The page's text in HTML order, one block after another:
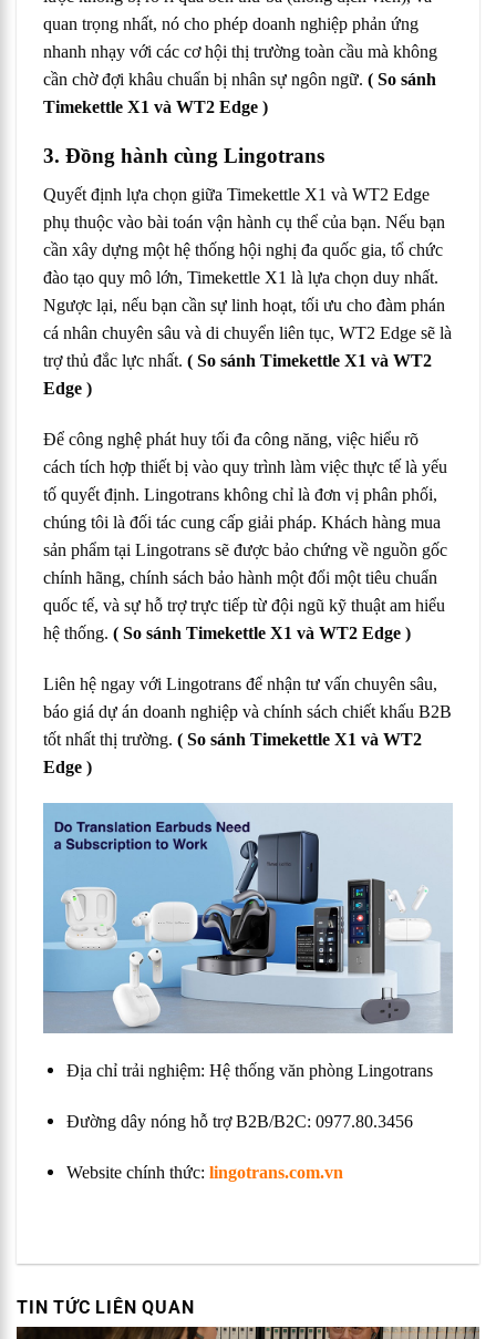
quan trọng nhất, nó cho phép doanh nghiệp phản ứng
nhanh nhạy với các cơ hội thị trường toàn cầu mà không
cần chờ đợi khâu chuẩn bị nhân sự ngôn ngữ. ( So sánh
Timekettle X1 và WT2 Edge )
3. Đồng hành cùng Lingotrans
Quyết định lựa chọn giữa Timekettle X1 và WT2 Edge
phụ thuộc vào bài toán vận hành cụ thể của bạn. Nếu bạn
cần xây dựng một hệ thống hội nghị đa quốc gia, tổ chức
đào tạo quy mô lớn, Timekettle X1 là lựa chọn duy nhất.
Ngược lại, nếu bạn cần sự linh hoạt, tối ưu cho đàm phán
cá nhân chuyên sâu và di chuyển liên tục, WT2 Edge sẽ là
trợ thủ đắc lực nhất. ( So sánh Timekettle X1 và WT2
Edge )
Để công nghệ phát huy tối đa công năng, việc hiểu rõ
cách tích hợp thiết bị vào quy trình làm việc thực tế là yếu
tố quyết định. Lingotrans không chỉ là đơn vị phân phối,
chúng tôi là đối tác cung cấp giải pháp. Khách hàng mua
sản phẩm tại Lingotrans sẽ được bảo chứng về nguồn gốc
chính hãng, chính sách bảo hành một đổi một tiêu chuẩn
quốc tế, và sự hỗ trợ trực tiếp từ đội ngũ kỹ thuật am hiểu
hệ thống. ( So sánh Timekettle X1 và WT2 Edge )
Liên hệ ngay với Lingotrans để nhận tư vấn chuyên sâu,
báo giá dự án doanh nghiệp và chính sách chiết khấu B2B
tốt nhất thị trường. ( So sánh Timekettle X1 và WT2
Edge )
Địa chỉ trải nghiệm: Hệ thống văn phòng Lingotrans
Đường dây nóng hỗ trợ B2B/B2C: 0977.80.3456
Website chính thức: lingotrans.com.vn
TIN TỨC LIÊN QUAN